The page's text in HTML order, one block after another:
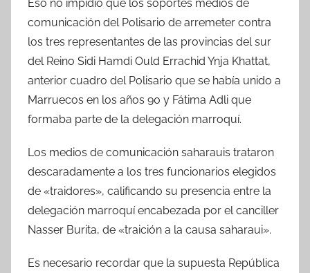
Eso no impidió que los soportes medios de
comunicación del Polisario de arremeter contra
los tres representantes de las provincias del sur
del Reino Sidi Hamdi Ould Errachid Ynja Khattat,
anterior cuadro del Polisario que se había unido a
Marruecos en los años 90 y Fátima Adli que
formaba parte de la delegación marroquí.
Los medios de comunicación saharauis trataron
descaradamente a los tres funcionarios elegidos
de «traidores», calificando su presencia entre la
delegación marroquí encabezada por el canciller
Nasser Burita, de «traición a la causa saharaui».
Es necesario recordar que la supuesta República